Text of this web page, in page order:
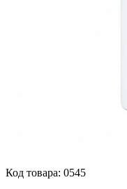
Код товара: 0545